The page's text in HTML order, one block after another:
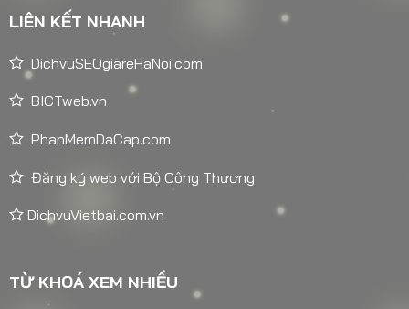
LIÊN KẾT NHANH
DichvuSEOgiareHaNoi.com
BICTweb.vn
PhanMemDaCap.com
Đăng ký web với Bộ Công Thương
DichvuVietbai.com.vn
TỪ KHOÁ XEM NHIỀU